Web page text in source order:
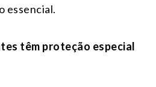
essencial.
têm proteção especial